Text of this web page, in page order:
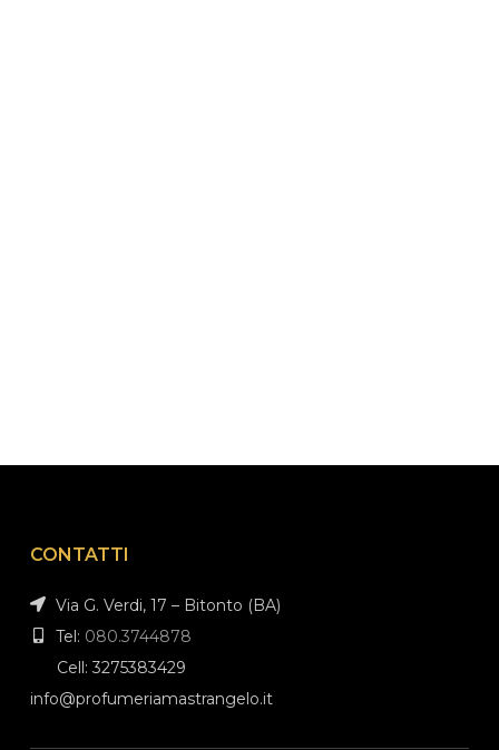
CONTATTI
Via G. Verdi, 17 – Bitonto (BA)
Tel: 080.3744878
Cell: 3275383429
info@profumeriamastrangelo.it